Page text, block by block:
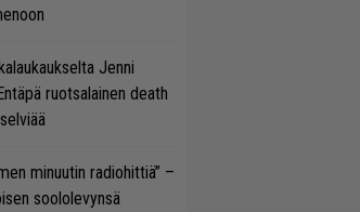
Jenni
ruotsalainen death
minuutin radiohittiä” –
soololevynsä